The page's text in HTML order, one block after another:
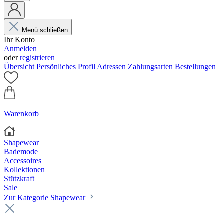
Menü schließen
Ihr Konto
Anmelden
oderregistrieren
Übersicht Persönliches Profil Adressen Zahlungsarten Bestellungen
Warenkorb
Shapewear
Bademode
Accessoires
Kollektionen
Stützkraft
Sale
Zur Kategorie Shapewear